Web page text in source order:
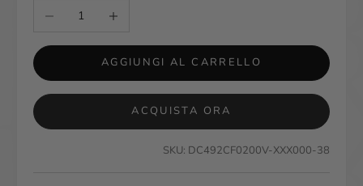
Diminuisci quantitàAumenta quantità
AGGIUNGI AL CARRELLO
ACQUISTA ORA
SKU: DC492CF0200V-XXX000-38